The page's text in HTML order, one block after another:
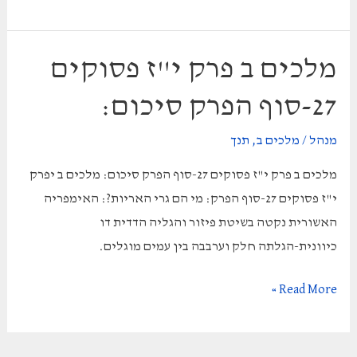
פרק
י"ח
ראשון
מלכים ב פרק י"ז פסוקים
27-סוף הפרק סיכום:
מנהל/ מלכים ב, תנך
מלכים ב פרק י"ז פסוקים 27-סוף הפרק סיכום: מלכים ב יפרק
י"ז פסוקים 27-סוף הפרק: מי הם גרי האריות?: האימפריה
האשורית נקטה בשיטת פיזור והגליה הדדית דו
כיוונית-הגלתה חלק וערבבה בין עמים מוגלים.
מלכים
Read More »